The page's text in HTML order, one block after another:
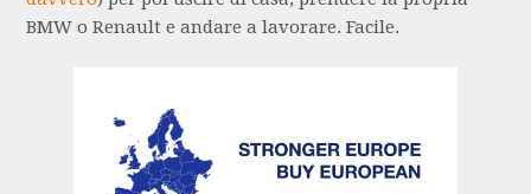
BMW o Renault e andare a lavorare. Facile.